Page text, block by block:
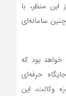
منظر، با
سامانه‌ای
بود که
حرفه‌ای
وکالت، این